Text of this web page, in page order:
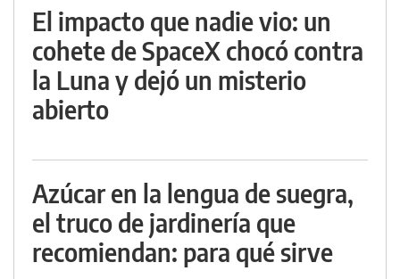
El impacto que nadie vio: un
cohete de SpaceX chocó contra
la Luna y dejó un misterio
abierto
Azúcar en la lengua de suegra,
el truco de jardinería que
recomiendan: para qué sirve